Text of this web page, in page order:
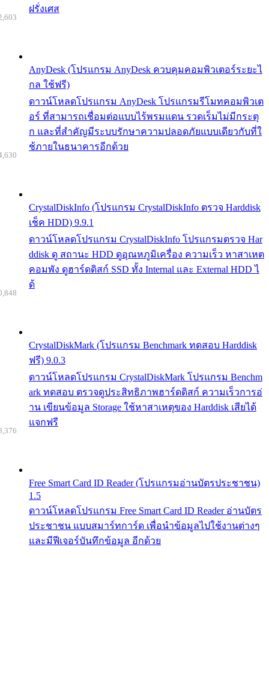
ฝรั่งเศส
AnyDesk (โปรแกรม AnyDesk ควบคุมคอมพิวเตอร์ระยะไ
กล ใช้ฟรี)
ดาวน์โหลดโปรแกรม AnyDesk โปรแกรมรีโมทคอมพิวเต
อร์ ที่สามารถเชื่อมต่อแบบไร้พรมแดน รวดเร็มไม่มีกระตุ
ก และที่สำคัญมีระบบรักษาความปลอดภัยแบบเดียวกับที่ใ
ช้ภายในธนาคารอีกด้วย
CrystalDiskInfo (โปรแกรม CrystalDiskInfo ตรวจ Harddisk
เช็ค HDD) 9.9.1
ดาวน์โหลดโปรแกรม CrystalDiskInfo โปรแกรมตรวจ Har
ddisk ดู สถานะ HDD ดูอุณหภูมิเครื่อง ความเร็ว หาสาเหต
คอมพัง ดูฮาร์ดดิสก์ SSD ทั้ง Internal และ External HDD ไ
ด้
CrystalDiskMark (โปรแกรม Benchmark ทดสอบ Harddisk
ฟรี) 9.0.3
ดาวน์โหลดโปรแกรม CrystalDiskMark โปรแกรม Benchm
ark ทดสอบ ตรวจดูประสิทธิภาพฮาร์ดดิสก์ ความเร็วการอ่
าน เขียนข้อมูล Storage ใช้หาสาเหตุของ Harddisk เสียได้
แจกฟรี
Free Smart Card ID Reader (โปรแกรมอ่านบัตรประชาชน)
1.5
ดาวน์โหลดโปรแกรม Free Smart Card ID Reader อ่านบัตร
ประชาชน แบบสมาร์ทการ์ด เพื่อนำข้อมูลไปใช้งานต่างๆ
และมีฟีเจอร์บันทึกข้อมูล อีกด้วย